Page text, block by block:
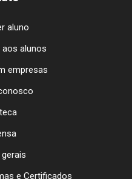
aluno
alunos
empresas
e Certificados